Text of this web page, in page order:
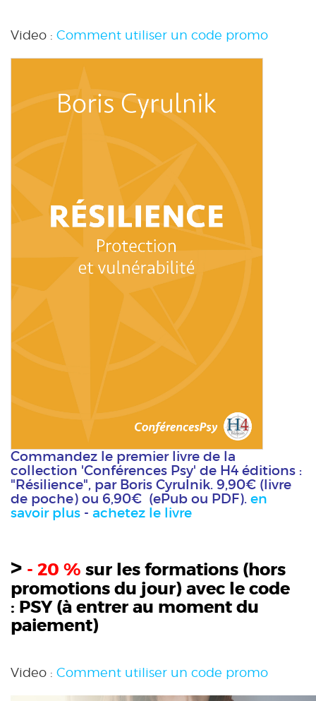
Video : Comment utiliser un code promo
Commandez le premier livre de la
collection 'Conférences Psy' de H4 éditions :
"Résilience", par Boris Cyrulnik. 9,90€ (livre
de poche) ou 6,90€ (ePub ou PDF). en
savoir plus - achetez le livre
> - 20 % sur les formations (hors
promotions du jour) avec le code
: PSY(à entrer au moment du
paiement)
Video : Comment utiliser un code promo